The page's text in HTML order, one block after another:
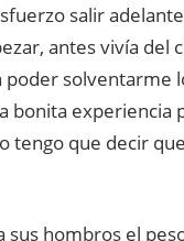
salir
antes vivía del
solventarme
bonita experiencia
tengo que decir
hombros el